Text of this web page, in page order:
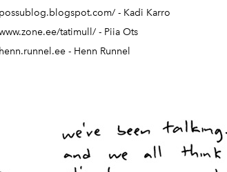
2024
2025
- Kadi Karro
tatimull/ - Piia Ots
- Henn Runnel